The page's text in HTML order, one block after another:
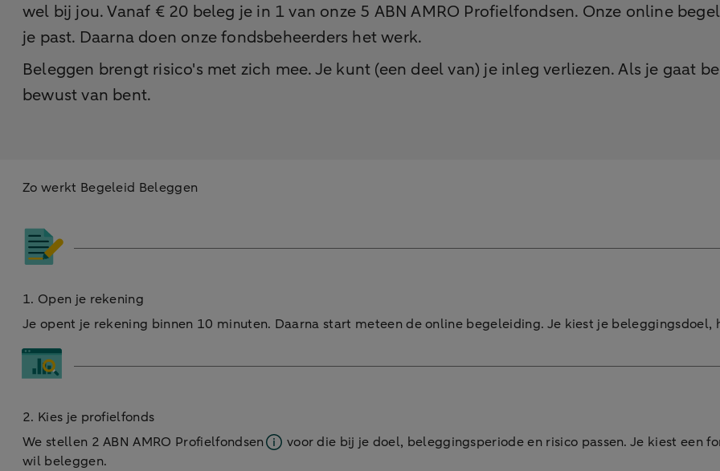
wel bij jou. Vanaf € 20 beleg je in 1 van onze 5 ABN AMRO Profielfondsen. Onze online
je past. Daarna doen onze fondsbeheerders het werk.
Beleggen brengt risico's met zich mee. Je kunt (een deel van) je inleg verliezen. Als je gaat
bewust van bent.
Zo werkt Begeleid Beleggen
1. Open je rekening
Je opent je rekening binnen 10 minuten. Daarna start meteen de online begeleiding. Je kiest je
2. Kies je profielfonds
We stellen 2ABN AMRO Profielfondsen voor die bij je doel, beleggingsperiode en risico passen. Je kiest een
wil beleggen.